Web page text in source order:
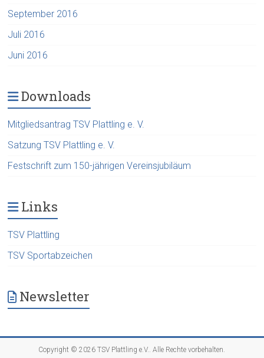
September 2016
Juli 2016
Juni 2016
Downloads
Mitgliedsantrag TSV Plattling e. V.
Satzung TSV Plattling e. V.
Festschrift zum 150-jährigen Vereinsjubiläum
Links
TSV Plattling
TSV Sportabzeichen
Newsletter
Copyright © 2026TSV Plattling e.V.. Alle Rechte vorbehalten.